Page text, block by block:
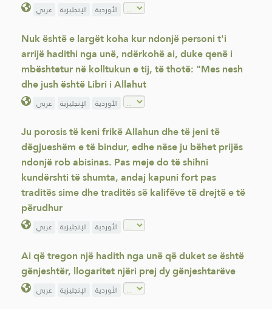
عربي الإنجليزية الأوردية
Nuk është e largët koha kur ndonjë personi t'i
arrijë hadithi nga unë, ndërkohë ai, duke qenë i
mbështetur në kolltukun e tij, të thotë: "Mes nesh
dhe jush është Libri i Allahut
عربي الإنجليزية الأوردية
Ju porosis të keni frikë Allahun dhe të jeni të
dëgjueshëm e të bindur, edhe nëse ju bëhet prijës
ndonjë rob abisinas. Pas meje do të shihni
kundërshti të shumta, andaj kapuni fort pas
traditës sime dhe traditës së kalifëve të drejtë e të
përudhur
عربي الإنجليزية الأوردية
Ai që tregon një hadith nga unë që duket se është
gënjeshtër, llogaritet njëri prej dy gënjeshtarëve
عربي الإنجليزية الأوردية